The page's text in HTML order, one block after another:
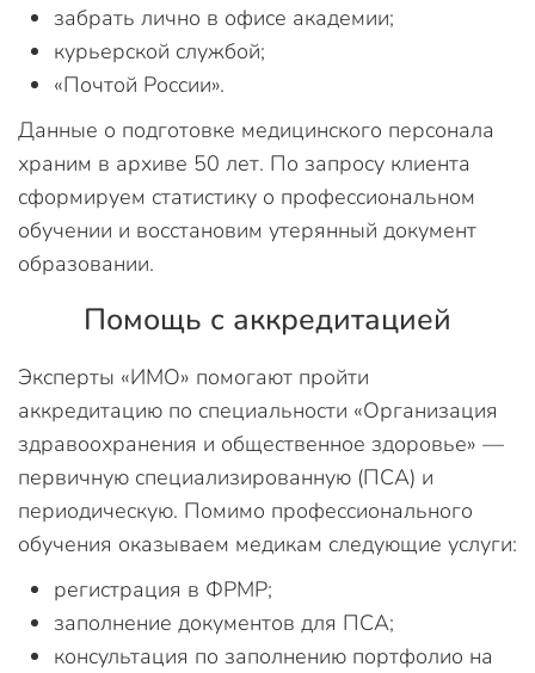
забрать лично в офисе академии;
курьерской службой;
«Почтой России».
Данные о подготовке медицинского персонала
храним в архиве 50 лет. По запросу клиента
сформируем статистику о профессиональном
обучении и восстановим утерянный документ
образовании.
Помощь с аккредитацией
Эксперты «ИМО» помогают пройти
аккредитацию по специальности «Организация
здравоохранения и общественное здоровье» —
первичную специализированную (ПСА) и
периодическую. Помимо профессионального
обучения оказываем медикам следующие услуги:
регистрация в ФРМР;
заполнение документов для ПСА;
консультация по заполнению портфолио на